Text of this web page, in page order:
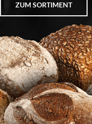
ZUM SORTIMENT